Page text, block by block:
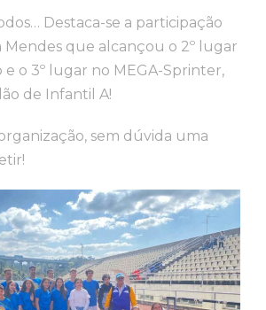
Destaca-se a participação
Mendes que alcançou o 2º lugar
e o 3º lugar no MEGA-Sprinter,
de Infantil A!
sem dúvida uma